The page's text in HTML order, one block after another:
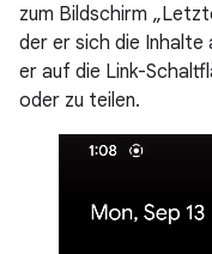
zum Bildschirm
der er sich die Inhalte
er auf die Link-
oder zu teilen.